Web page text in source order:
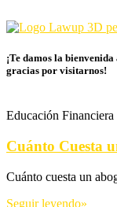
¡Te damos la
gracias por visitarnos!
Educación Financiera
Cuánto Cuesta
Cuánto cuesta un
Seguir leyendo»